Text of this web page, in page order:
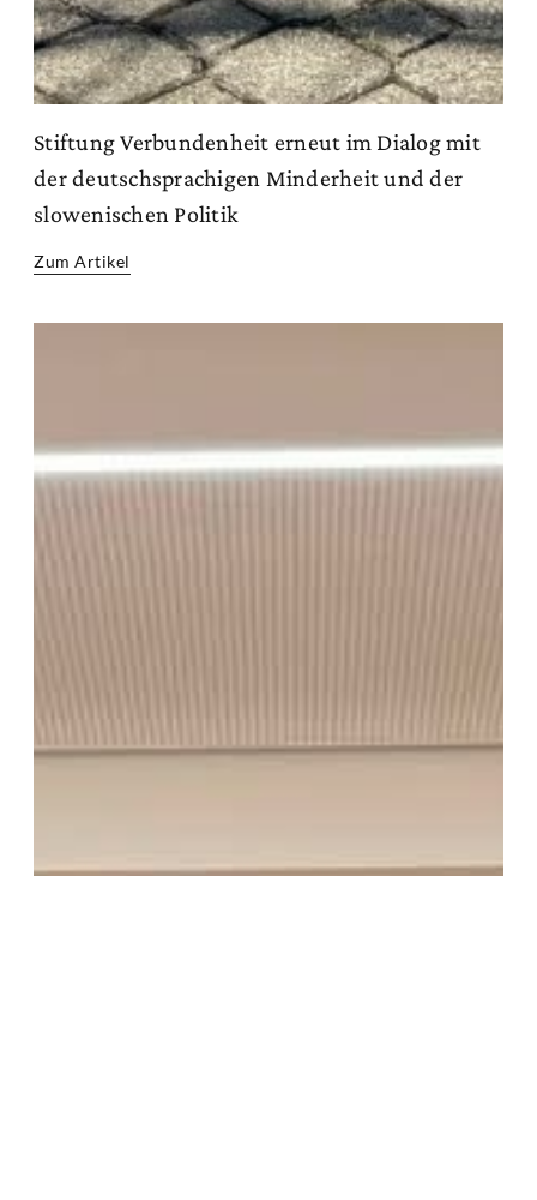
Stiftung Verbundenheit erneut im Dialog mit
der deutschsprachigen Minderheit und der
slowenischen Politik
Zum Artikel